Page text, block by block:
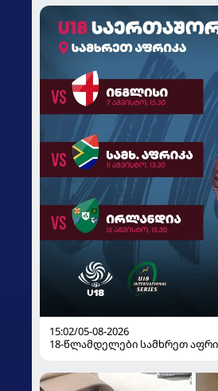
15:02/05-08-2026
18-წლამდელები სამხრეთ